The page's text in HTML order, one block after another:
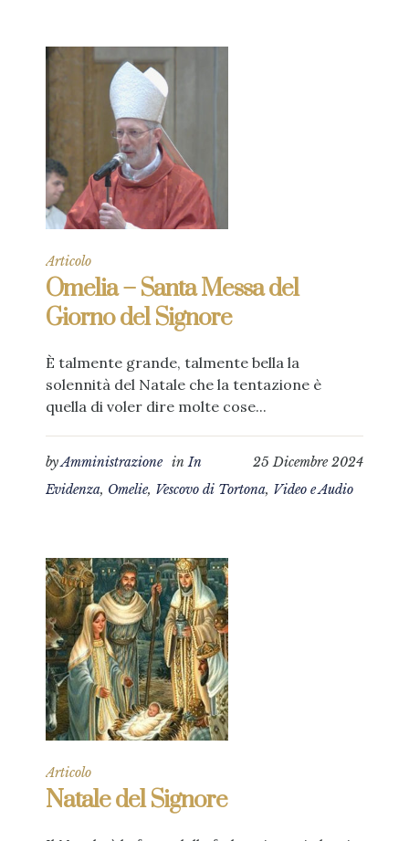
Articolo
Omelia – Santa Messa del
Giorno del Signore
È talmente grande, talmente bella la
solennità del Natale che la tentazione è
quella di voler dire molte cose...
25 Dicembre 2024
byAmministrazione inIn
Evidenza, Omelie, Vescovo di Tortona, Video e Audio
Articolo
Natale del Signore